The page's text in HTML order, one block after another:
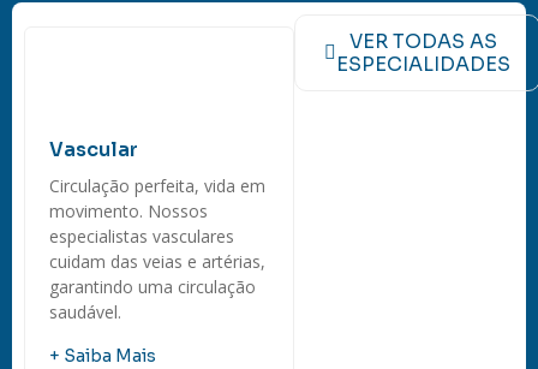
Vascular
Circulação perfeita, vida em
movimento. Nossos
especialistas vasculares
cuidam das veias e artérias,
garantindo uma circulação
saudável.
+ Saiba Mais
VER TODAS AS
ESPECIALIDADES